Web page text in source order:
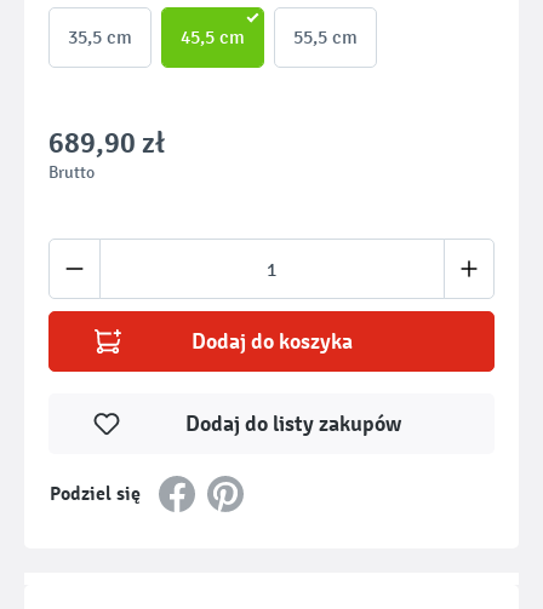
35,5 cm 45,5 cm 55,5 cm
689,90 zł
Brutto
Ilość produktu: Wprowadź żądaną ilość
Dodaj do koszyka
Podziel się
Dodaj do listy zakupów